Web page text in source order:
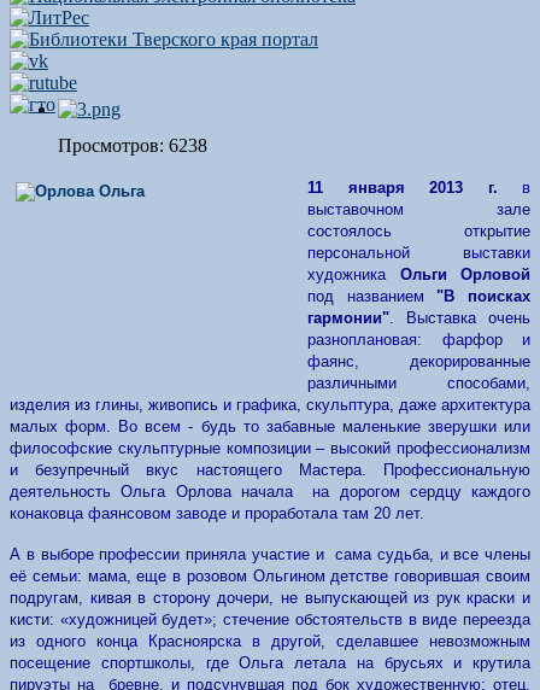
Просмотров: 6238
11 января 2013 г. в
выставочном зале
состоялось открытие
персональной выставки
художника Ольги Орловой
под названием "В поисках
гармонии". Выставка очень
разноплановая: фарфор и
фаянс, декорированные
различными способами,
изделия из глины, живопись и графика, скульптура, даже архитектура
малых форм. Во всем - будь то забавные маленькие зверушки или
философские скульптурные композиции – высокий профессионализм
и безупречный вкус настоящего Мастера. Профессиональную
деятельность Ольга Орлова начала на дорогом сердцу каждого
конаковца фаянсовом заводе и проработала там 20 лет.
А в выборе профессии приняла участие и сама судьба, и все члены
её семьи: мама, еще в розовом Ольгином детстве говорившая своим
подругам, кивая в сторону дочери, не выпускающей из рук краски и
кисти: «художницей будет»; стечение обстоятельств в виде переезда
из одного конца Красноярска в другой, сделавшее невозможным
посещение спортшколы, где Ольга летала на брусьях и крутила
пируэты на бревне, и подсунувшая под бок художественную; отец,